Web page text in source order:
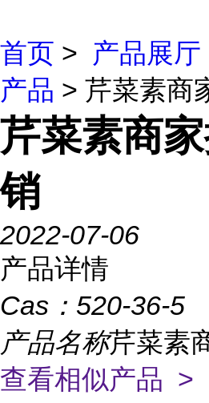
首页 > 产品展厅
产品 > 芹菜素商
芹菜素商
销
2022-07-06
产品详情
Cas： 520-36-5
产品名称芹菜素
查看相似产品 >